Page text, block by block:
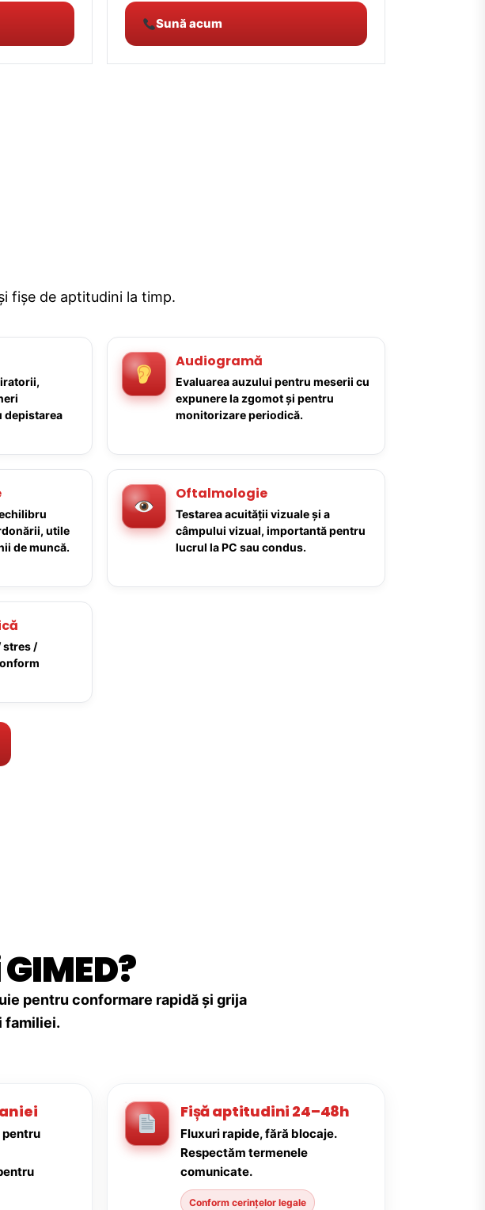
Sună acum
fișe de aptitudini la timp.
depistarea
Audiogramă
Evaluarea auzului pentru meserii cu
expunere la zgomot și pentru
monitorizare periodică.
utile
de muncă.
Oftalmologie
Testarea acuității vizuale și a
câmpului vizual, importantă pentru
lucrul la PC sau condus.
stres /
pentru conformare rapidă și grija
familiei.
pentru
Fișă aptitudini 24–48h
Fluxuri rapide, fără blocaje.
Respectăm termenele
comunicate.
Conform cerințelor legale